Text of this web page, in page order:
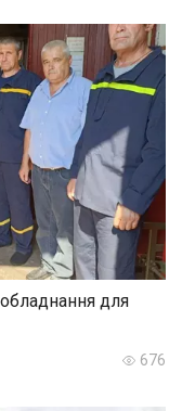
для
676